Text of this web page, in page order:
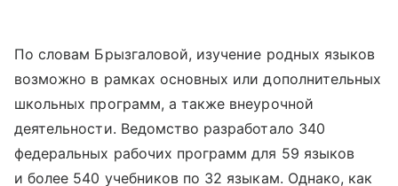
По словам Брызгаловой, изучение родных языков
возможно в рамках основных или дополнительных
школьных программ, а также внеурочной
деятельности. Ведомство разработало 340
федеральных рабочих программ для 59 языков
и более 540 учебников по 32 языкам. Однако, как